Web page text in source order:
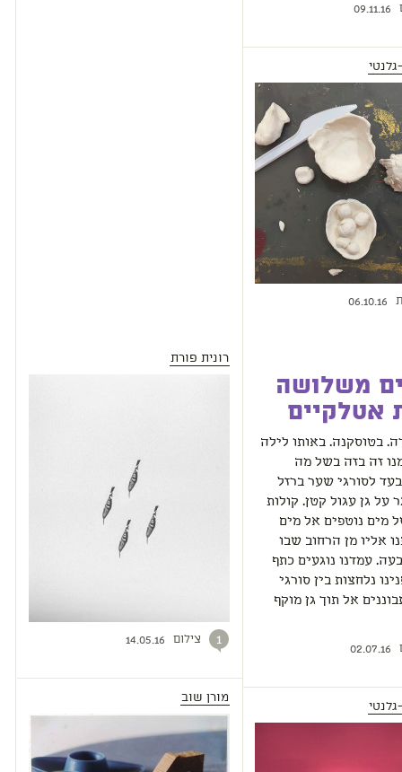
09.11.16
06.10.16
משלושה
אטלקיים
בטוסקנה. באותו לילה
זה בזה בשל מה
לסורגי שער ברזל
על גן עגול קטן. קולות
מים נוטפים אל מים
אליו מן הרחוב שבו
עמדנו נוגעים כתף
נלחצות בין סורגי
אל תוך גן מוקף
02.07.16
רונית פורת
1 צילום 14.05.16
מורן שוב